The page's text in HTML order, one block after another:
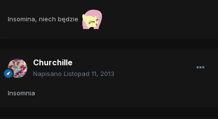
Insomina, niech będzie
Churchille
Napisano Listopad 11, 2013
Insomnia